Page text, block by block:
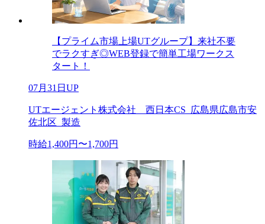
【プライム市場上場UTグループ】来社不要
でラクすぎ◎WEB登録で簡単工場ワークス
タート！
07月31日UP
UTエージェント株式会社 西日本CS_広島県広島市安
佐北区_製造
時給1,400円〜1,700円